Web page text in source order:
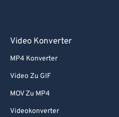
Video Konverter
MP4 Konverter
Video Zu GIF
MOV Zu MP4
Videokonverter